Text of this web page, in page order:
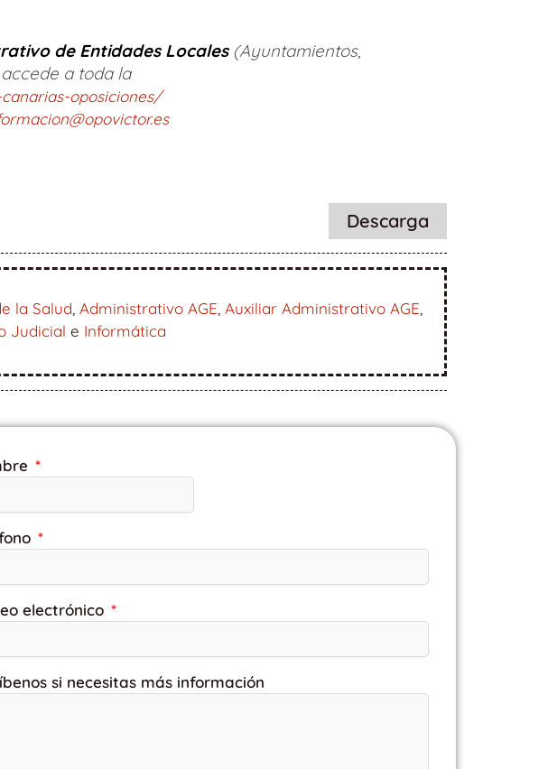
de Entidades Locales(Ayuntamientos,
a toda la
oposiciones/
Descarga
la Salud Administrativo AGE Auxiliar Administrativo AGE
Judicial e Informática
electrónico
si necesitas más información